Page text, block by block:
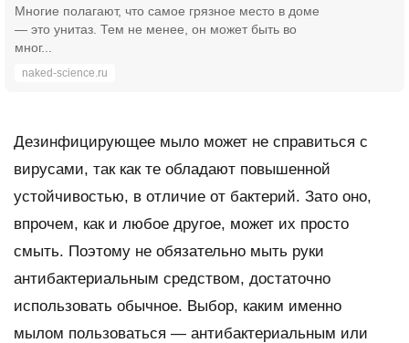
Многие полагают, что самое грязное место в доме
— это унитаз. Тем не менее, он может быть во
мног...
naked-science.ru
Дезинфицирующее мыло может не справиться с
вирусами, так как те обладают повышенной
устойчивостью, в отличие от бактерий. Зато оно,
впрочем, как и любое другое, может их просто
смыть. Поэтому не обязательно мыть руки
антибактериальным средством, достаточно
использовать обычное. Выбор, каким именно
мылом пользоваться — антибактериальным или